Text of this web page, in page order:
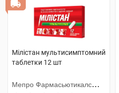
Мілістан мультисимптомний
таблетки 12 шт
Мепро Фармасьютикалс